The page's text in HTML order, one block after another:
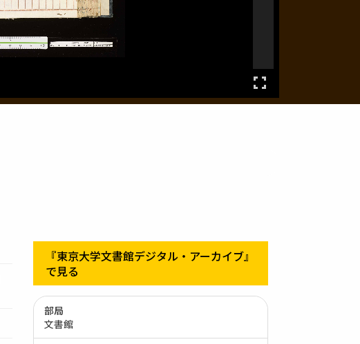
『東京大学文書館デジタル・アーカイブ』
で見る
部局
文書館